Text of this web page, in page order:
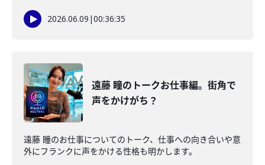
2026.06.09 |00:36:35
遠藤 瞳のトークお仕事編。街角で
声をかけがち？
遠藤 瞳のお仕事についてのトーク、仕事への向き合いや意
外にフランクに声をかける性格も明かします。